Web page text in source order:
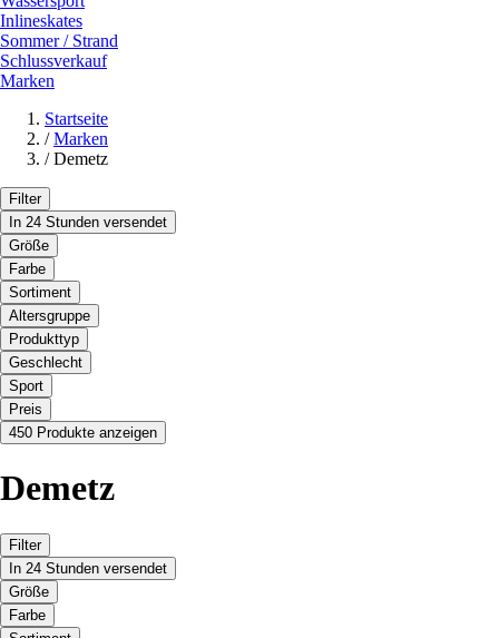
Inlineskates
Sommer / Strand
Schlussverkauf
Marken
Startseite
/ Marken
/ Demetz
Filter
In 24 Stunden versendet
Größe
Farbe
Sortiment
Altersgruppe
Produkttyp
Geschlecht
Sport
Preis
450 Produkte anzeigen
Demetz
Filter
In 24 Stunden versendet
Größe
Farbe